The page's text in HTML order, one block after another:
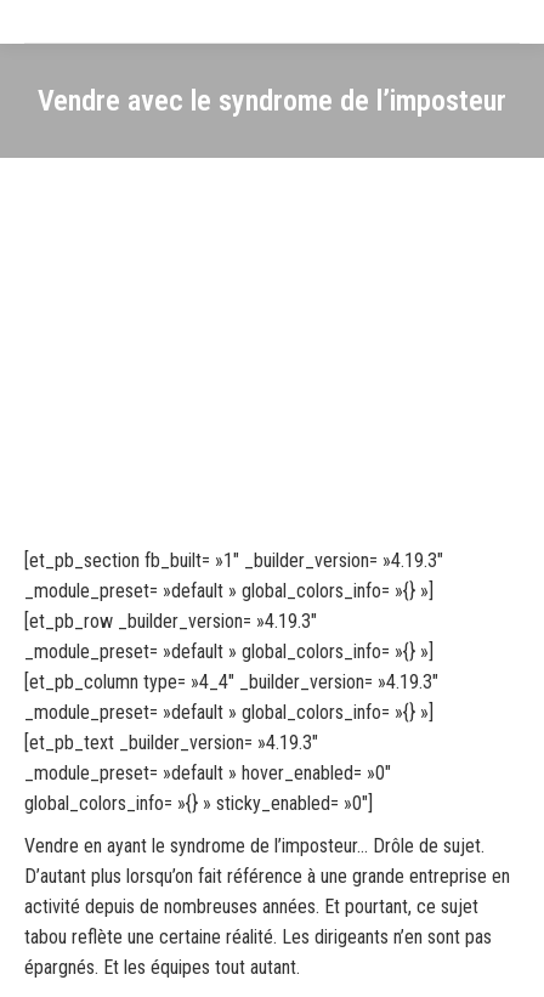
Vendre avec le syndrome de l’imposteur
[et_pb_section fb_built= »1″ _builder_version= »4.19.3″
_module_preset= »default » global_colors_info= »{} »]
[et_pb_row _builder_version= »4.19.3″
_module_preset= »default » global_colors_info= »{} »]
[et_pb_column type= »4_4″ _builder_version= »4.19.3″
_module_preset= »default » global_colors_info= »{} »]
[et_pb_text _builder_version= »4.19.3″
_module_preset= »default » hover_enabled= »0″
global_colors_info= »{} » sticky_enabled= »0″]
Vendre en ayant le syndrome de l’imposteur… Drôle de sujet.
D’autant plus lorsqu’on fait référence à une grande entreprise en
activité depuis de nombreuses années. Et pourtant, ce sujet
tabou reflète une certaine réalité. Les dirigeants n’en sont pas
épargnés. Et les équipes tout autant.